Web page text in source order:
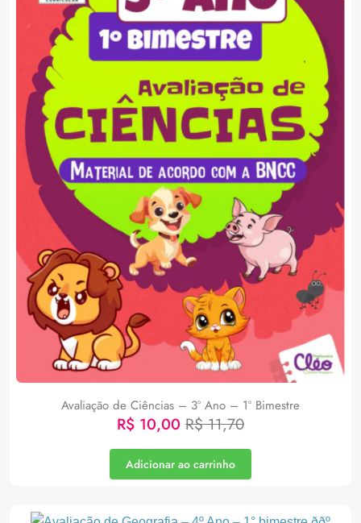
Avaliação de Ciências – 3º Ano – 1º Bimestre
R$ 10,00 R$11,70
Adicionar ao carrinho